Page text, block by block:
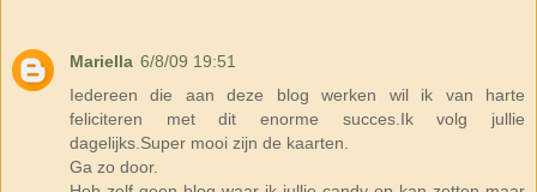
Mariella 6/8/09 19:51
Iedereen die aan deze blog werken wil ik van harte
feliciteren met dit enorme succes.Ik volg jullie
dagelijks.Super mooi zijn de kaarten.
Ga zo door.